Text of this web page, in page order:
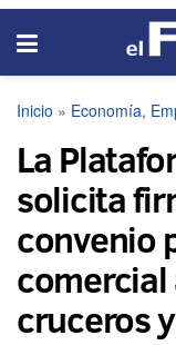
Inicio » Economía,
La
solicita
convenio
comercial
cruceros